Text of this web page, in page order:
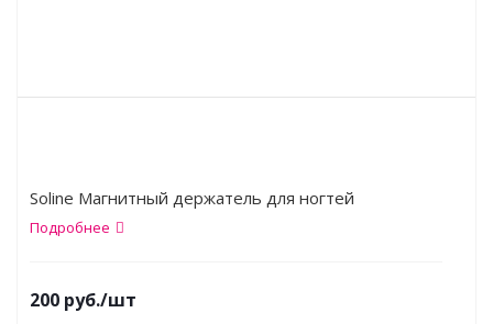
Soline Магнитный держатель для ногтей
Подробнее
200 руб./шт